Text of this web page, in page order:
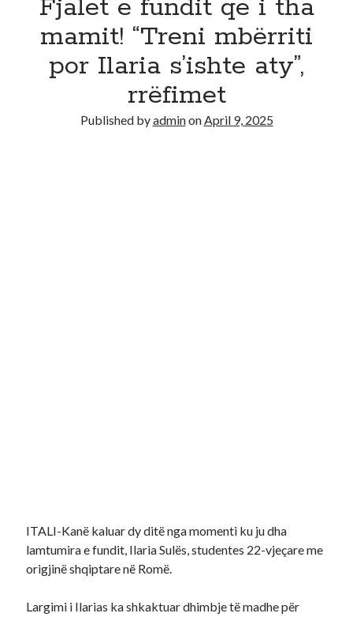
Fjalet e fundit qe i tha
mamit! “Treni mbërriti
por Ilaria s’ishte aty”,
rrëfimet
Published byadminonApril 9, 2025
ITALI-Kanë kaluar dy ditë nga momenti ku ju dha
lamtumira e fundit, Ilaria Sulës, studentes 22-vjeçare me
origjinë shqiptare në Romë.
Largimi i Ilarias ka shkaktuar dhimbje të madhe për